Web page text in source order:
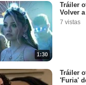
1:30
Tráiler
Volver
7 vistas
Tráiler
'Furia'